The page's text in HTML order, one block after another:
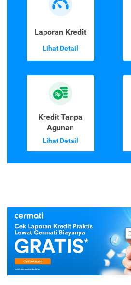
Laporan Kredit
Lihat Detail
Kredit Tanpa
Agunan
Lihat Detail